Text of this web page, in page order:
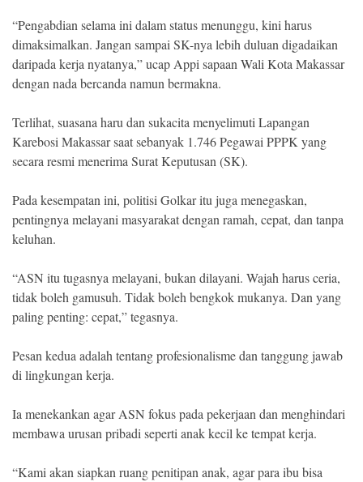
“Pengabdian selama ini dalam status menunggu, kini harus
dimaksimalkan. Jangan sampai SK-nya lebih duluan digadaikan
daripada kerja nyatanya,” ucap Appi sapaan Wali Kota Makassar
dengan nada bercanda namun bermakna.
Terlihat, suasana haru dan sukacita menyelimuti Lapangan
Karebosi Makassar saat sebanyak 1.746 Pegawai PPPK yang
secara resmi menerima Surat Keputusan (SK).
Pada kesempatan ini, politisi Golkar itu juga menegaskan,
pentingnya melayani masyarakat dengan ramah, cepat, dan tanpa
keluhan.
“ASN itu tugasnya melayani, bukan dilayani. Wajah harus ceria,
tidak boleh gamusuh. Tidak boleh bengkok mukanya. Dan yang
paling penting: cepat,” tegasnya.
Pesan kedua adalah tentang profesionalisme dan tanggung jawab
di lingkungan kerja.
Ia menekankan agar ASN fokus pada pekerjaan dan menghindari
membawa urusan pribadi seperti anak kecil ke tempat kerja.
“Kami akan siapkan ruang penitipan anak, agar para ibu bisa